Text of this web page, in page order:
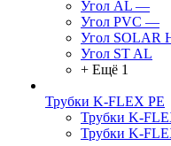
Угол AL —
Угол PVC —
Угол SOLAR
Угол ST AL
+ Ещё 1
Трубки K-FLEX PE
Трубки K-
Трубки K-